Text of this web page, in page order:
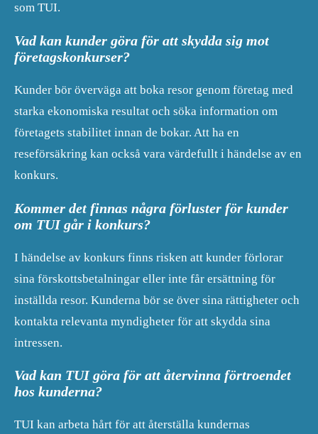
som TUI.
Vad kan kunder göra för att skydda sig mot
företagskonkurser?
Kunder bör överväga att boka resor genom företag med
starka ekonomiska resultat och söka information om
företagets stabilitet innan de bokar. Att ha en
reseförsäkring kan också vara värdefullt i händelse av en
konkurs.
Kommer det finnas några förluster för kunder
om TUI går i konkurs?
I händelse av konkurs finns risken att kunder förlorar
sina förskottsbetalningar eller inte får ersättning för
inställda resor. Kunderna bör se över sina rättigheter och
kontakta relevanta myndigheter för att skydda sina
intressen.
Vad kan TUI göra för att återvinna förtroendet
hos kunderna?
TUI kan arbeta hårt för att återställa kundernas